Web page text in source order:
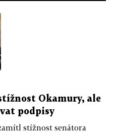
Okamury, ale
podpisy
stížnost senátora